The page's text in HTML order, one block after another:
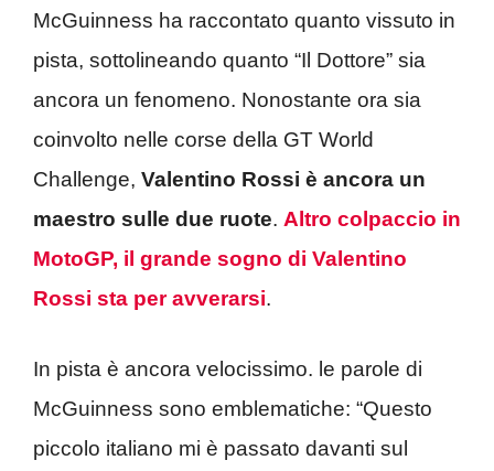
McGuinness ha raccontato quanto vissuto in
pista, sottolineando quanto “Il Dottore” sia
ancora un fenomeno. Nonostante ora sia
coinvolto nelle corse della GT World
Challenge, Valentino Rossi è ancora un
maestro sulle due ruote. Altro colpaccio in
MotoGP, il grande sogno di Valentino
Rossi sta per avverarsi.
In pista è ancora velocissimo. le parole di
McGuinness sono emblematiche: “Questo
piccolo italiano mi è passato davanti sul